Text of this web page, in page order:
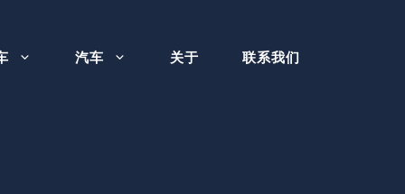
汽车 关于 联系我们